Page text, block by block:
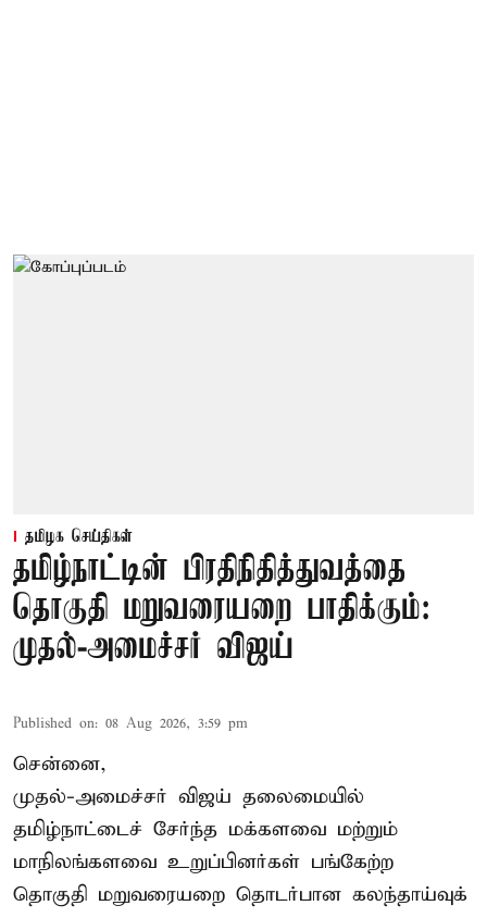
தமிழக செய்திகள்
தமிழ்நாட்டின் பிரதிநிதித்துவத்தை
தொகுதி மறுவரையறை பாதிக்கும்:
முதல்-அமைச்சர் விஜய்
Published on: 08 Aug 2026, 3:59 pm
சென்னை,
முதல்-அமைச்சர் விஜய் தலைமையில்
தமிழ்நாட்டைச் சேர்ந்த மக்களவை மற்றும்
மாநிலங்களவை உறுப்பினர்கள் பங்கேற்ற
தொகுதி மறுவரையறை தொடர்பான கலந்தாய்வுக்